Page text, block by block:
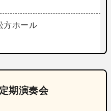
方ホール
期演奏会